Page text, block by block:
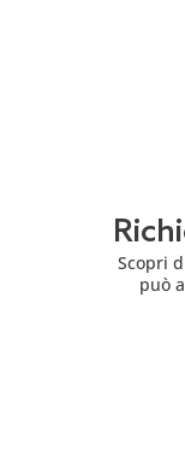
Scopri
può